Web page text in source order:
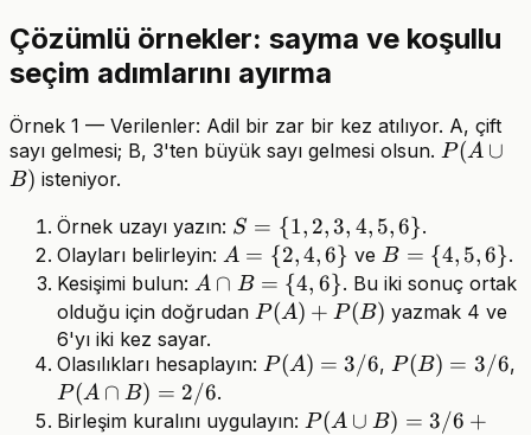
Çözümlü örnekler: sayma ve koşullu
seçim adımlarını ayırma
Örnek 1 — Verilenler: Adil bir zar bir kez atılıyor. A, çift
sayı gelmesi; B, 3'ten büyük sayı gelmesi olsun. P(A\cup
P(A ∪
B) isteniyor.
Örnek uzayı yazın: S=\
{1,2,3,4,5,6\}
S = {1, 2,3, 4, 5,6}.
Olayları belirleyin: A=\
{2,4,6\}
A = {2,4,6} veB=\
{4,5,6\}
B = {4, 5,6}.
Kesişimi bulun: A\cap
B=\
{4,6\}
A ∩ B = {4, 6}. Bu iki sonuç ortak
olduğu için doğrudan P(A)+P(B)
P(A) + P(B) yazmak 4 ve
6'yı iki kez sayar.
Olasılıkları hesaplayın: P(A)=3/6
P(A) = 3/6,P(B)=3/6
P(B) = 3/6,
P(A ∩ B) = 2/6.
Birleşim kuralını uygulayın: P(A\cup
P(A ∪ B) = 3/6 +